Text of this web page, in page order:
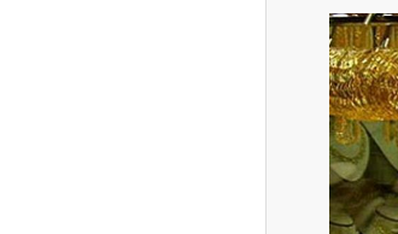
قیمت سکه و طلا + جدول